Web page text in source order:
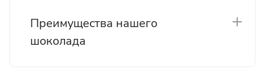
Преимущества нашего
шоколада